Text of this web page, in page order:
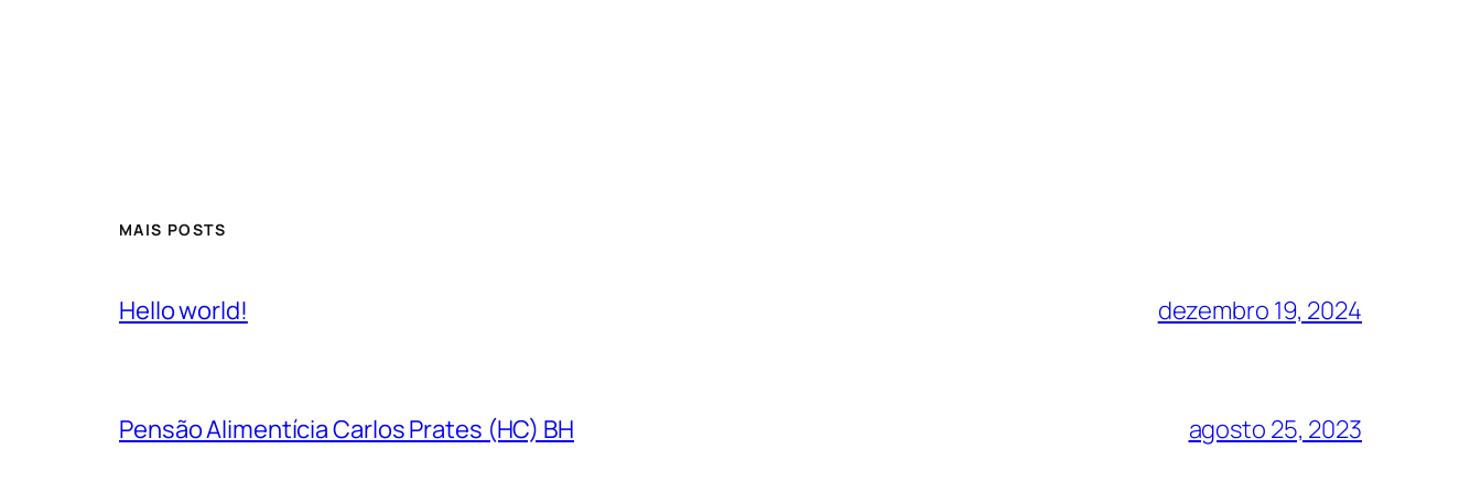
MAIS POSTS
Hello world! dezembro 19, 2024
Pensão Alimentícia Carlos Prates (HC) BH agosto 25, 2023